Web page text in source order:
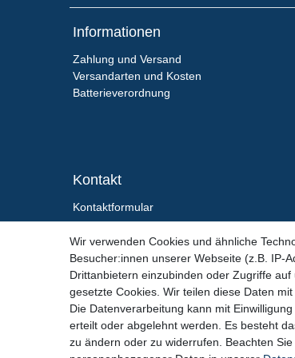
Wir verwenden Cookies und ähnliche
Besucher:innen unserer Webseite (z.B. IP-
Drittanbietern einzubinden oder Zugriffe
gesetzte Cookies. Wir teilen diese Daten
Die Datenverarbeitung kann mit
erteilt oder abgelehnt werden. Es besteht
zu ändern oder zu widerrufen. Beachten
Informationen
Zahlung und Versand
Versandarten und Kosten
Batterieverordnung
Kontakt
Kontaktformular
+49 (0)6867 - 91 28 193
shop(at)action-sport-24.de
Service-Zeiten:
Do - Fr: 12:00 - 18:30 Uhr
Samstag: 09:00 - 14:30 Uhr